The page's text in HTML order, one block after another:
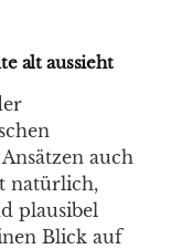
alt aussieht
auch
natürlich,
plausibel
Blick auf